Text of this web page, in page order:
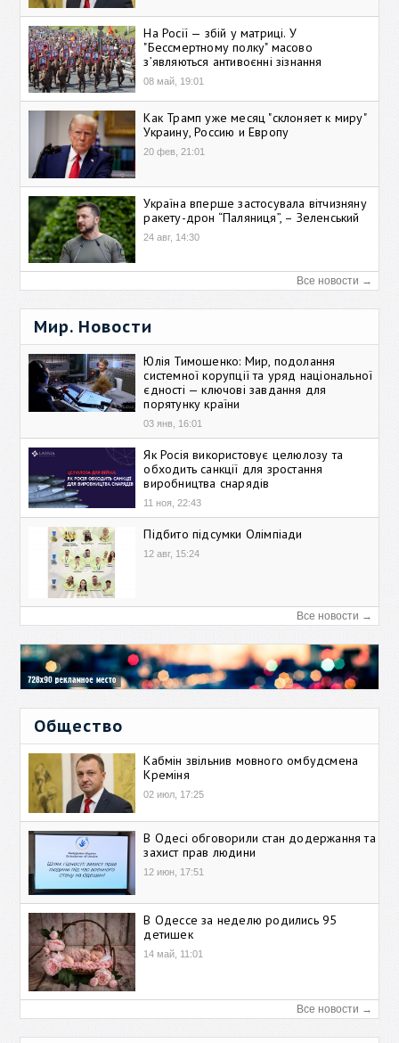
На Росії — збій у матриці. У
"Бессмертному полку" масово
зʼявляються антивоєнні зізнання
08 май, 19:01
Как Трамп уже месяц "склоняет к миру"
Украину, Россию и Европу
20 фев, 21:01
Україна вперше застосувала вітчизняну
ракету-дрон “Паляниця”, – Зеленський
24 авг, 14:30
Все новости →
Мир. Новости
Юлія Тимошенко: Мир, подолання
системної корупції та уряд національної
єдності — ключові завдання для
порятунку країни
03 янв, 16:01
Як Росія використовує целюлозу та
обходить санкції для зростання
виробництва снарядів
11 ноя, 22:43
Підбито підсумки Олімпіади
12 авг, 15:24
Все новости →
Общество
Кабмін звільнив мовного омбудсмена
Креміня
02 июл, 17:25
В Одесі обговорили стан додержання та
захист прав людини
12 июн, 17:51
В Одессе за неделю родились 95
детишек
14 май, 11:01
Все новости →